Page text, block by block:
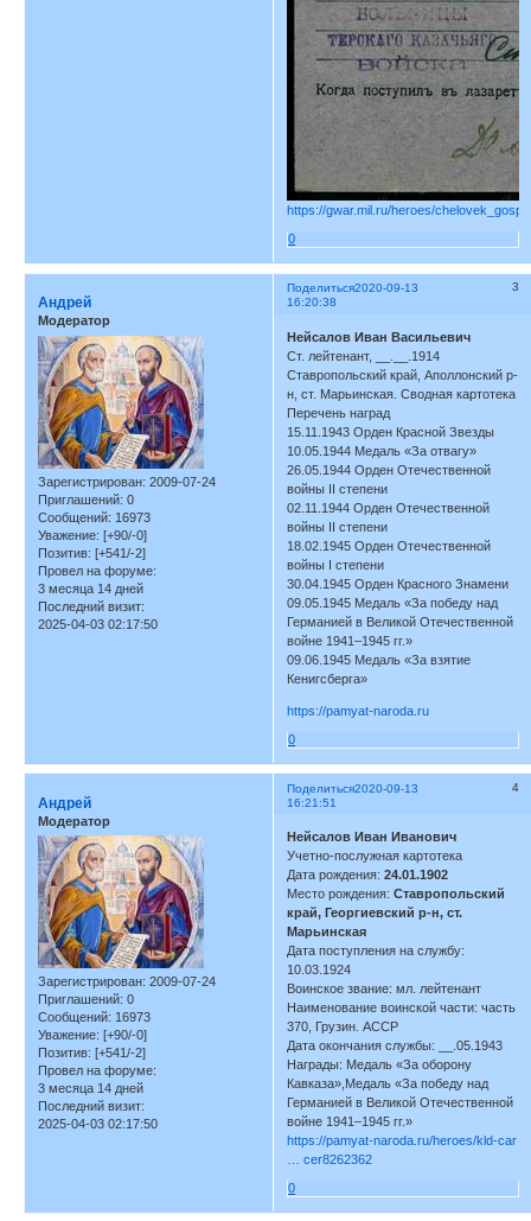
https://gwar.mil.ru/heroes/
0
Поделиться 3
2020-09-13
16:20:38
Андрей
Модератор
Зарегистрирован: 2009-07-24
Приглашений: 0
Сообщений: 16973
Уважение: [+90/-0]
Позитив: [+541/-2]
Провел на форуме:
3 месяца 14 дней
Последний визит:
2025-04-03 02:17:50
Нейсалов Иван Васильевич
Ст. лейтенант, __.__.1914
Ставропольский край, Аполлонский р-
н, ст. Марьинская. Сводная картотека
Перечень наград
15.11.1943 Орден Красной Звезды
10.05.1944 Медаль «За отвагу»
26.05.1944 Орден Отечественной
войны II степени
02.11.1944 Орден Отечественной
войны II степени
18.02.1945 Орден Отечественной
войны I степени
30.04.1945 Орден Красного Знамени
09.05.1945 Медаль «За победу над
Германией в Великой Отечественной
войне 1941–1945 гг.»
09.06.1945 Медаль «За взятие
Кенигсберга»
https://pamyat-naroda.ru
0
Поделиться 4
2020-09-13
16:21:51
Андрей
Модератор
Зарегистрирован: 2009-07-24
Приглашений: 0
Сообщений: 16973
Уважение: [+90/-0]
Позитив: [+541/-2]
Провел на форуме:
3 месяца 14 дней
Последний визит:
2025-04-03 02:17:50
Нейсалов Иван Иванович
Учетно-послужная картотека
Дата рождения:24.01.1902
Место рождения:Ставропольский
край, Георгиевский р-н, ст.
Марьинская
Дата поступления на службу:
10.03.1924
Воинское звание: мл. лейтенант
Наименование воинской части: часть
370, Грузин. АССР
Дата окончания службы: __.05.1943
Награды: Медаль «За оборону
Кавказа»,Медаль «За победу над
Германией в Великой Отечественной
войне 1941–1945 гг.»
https://pamyat-naroda.ru/heroes/kld-car
… cer8262362
0